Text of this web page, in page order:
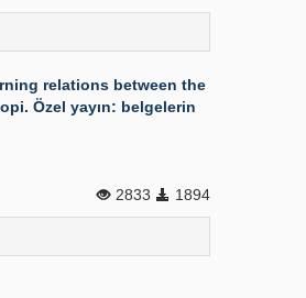
relations between the
Özel yayın: belgelerin
2833 1894